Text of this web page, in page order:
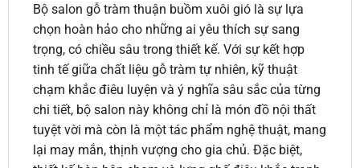
Bộ salon gỗ tràm thuận buồm xuôi gió là sự lựa
chọn hoàn hảo cho những ai yêu thích sự sang
trọng, có chiều sâu trong thiết kế. Với sự kết hợp
tinh tế giữa chất liệu gỗ tràm tự nhiên, kỹ thuật
chạm khắc điêu luyện và ý nghĩa sâu sắc của từng
chi tiết, bộ salon này không chỉ là món đồ nội thất
tuyệt vời mà còn là một tác phẩm nghệ thuật, mang
lại may mắn, thịnh vượng cho gia chủ. Đặc biệt,